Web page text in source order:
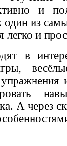
и
один из
легко и
в
упражнения
А через